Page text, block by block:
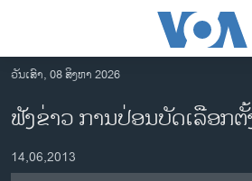
ເຂົ້າ
ຫາ
ຂ້າມ
ຂ້າມ
ຂ້າມ
ລາວ
ອາເມຣິກາ
ວັນເສົາ, 08 ສິງຫາ 2026
ຟັງຂ່າວ ການປ່ອນບັດເລືອກ
14,06,2013